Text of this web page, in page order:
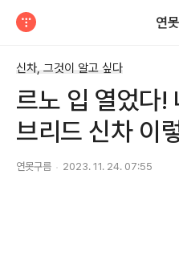
연
신차, 그것이 알고 싶다
르노 입 열었다!
브리드 신차 이
연못구름 2023. 11. 24. 07:55